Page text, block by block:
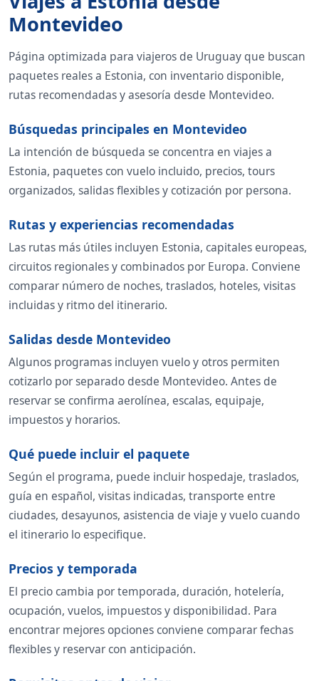
Montevideo
Página optimizada para viajeros de Uruguay que buscan
paquetes reales a Estonia, con inventario disponible,
rutas recomendadas y asesoría desde Montevideo.
Búsquedas principales en Montevideo
La intención de búsqueda se concentra en viajes a
Estonia, paquetes con vuelo incluido, precios, tours
organizados, salidas flexibles y cotización por persona.
Rutas y experiencias recomendadas
Las rutas más útiles incluyen Estonia, capitales europeas,
circuitos regionales y combinados por Europa. Conviene
comparar número de noches, traslados, hoteles, visitas
incluidas y ritmo del itinerario.
Salidas desde Montevideo
Algunos programas incluyen vuelo y otros permiten
cotizarlo por separado desde Montevideo. Antes de
reservar se confirma aerolínea, escalas, equipaje,
impuestos y horarios.
Qué puede incluir el paquete
Según el programa, puede incluir hospedaje, traslados,
guía en español, visitas indicadas, transporte entre
ciudades, desayunos, asistencia de viaje y vuelo cuando
el itinerario lo especifique.
Precios y temporada
El precio cambia por temporada, duración, hotelería,
ocupación, vuelos, impuestos y disponibilidad. Para
encontrar mejores opciones conviene comparar fechas
flexibles y reservar con anticipación.